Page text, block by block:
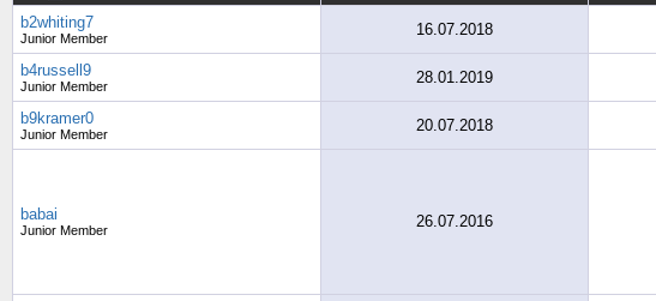
b2whiting7
Junior Member 16.07.2018
b4russell9
Junior Member 28.01.2019
b9kramer0
Junior Member 20.07.2018
babai
Junior Member 26.07.2016